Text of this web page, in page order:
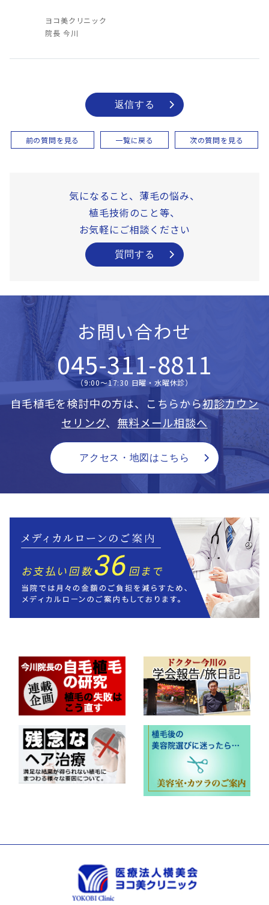
ヨコ美クリニック
院長 今川
返信する
前の質問を見る 一覧に戻る 次の質問を見る
気になること、薄毛の悩み、
植毛技術のこと等、
お気軽にご相談ください
質問する
お問い合わせ
045-311-8811
（9:00〜17:30 日曜・水曜休診）
自毛植毛を検討中の方は、こちらから初診カウン
セリング、 無料メール相談へ
アクセス・地図はこちら